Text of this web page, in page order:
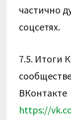
частично
соцсетях.
7.5. Итоги
ВКонтакте
https://